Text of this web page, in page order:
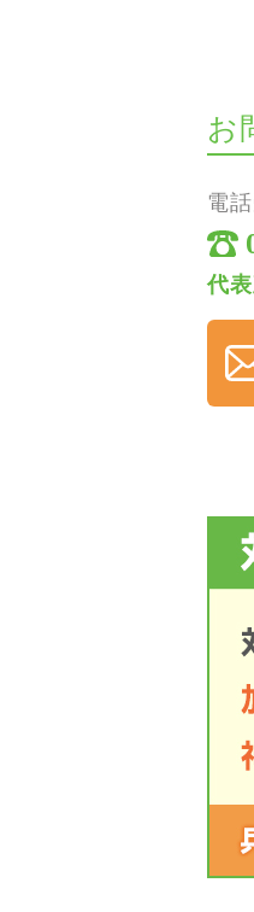
お
電
代